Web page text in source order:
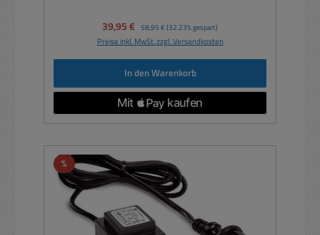
Verkaufspreis:
39,95 € Regulärer Preis:
58,95 € (32.23% gespart)
Preise inkl. MwSt. zzgl. Versandkosten
In den Warenkorb
%Rabatt